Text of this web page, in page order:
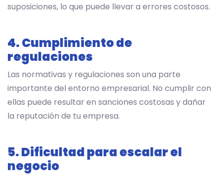
suposiciones, lo que puede llevar a errores costosos.
4. Cumplimiento de
regulaciones
Las normativas y regulaciones son una parte
importante del entorno empresarial. No cumplir con
ellas puede resultar en sanciones costosas y dañar
la reputación de tu empresa.
5. Dificultad para escalar el
negocio